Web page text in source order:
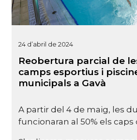
24 d’abril de 2024
Reobertura parcial de
camps esportius i
municipals a Gavà
A partir del 4 de maig, les
funcionaran al 50% els caps